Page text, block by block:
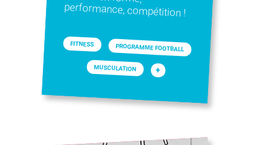
performance, compétition !
FITNESS PROGRAMME FOOTBALL
MUSCULATION +